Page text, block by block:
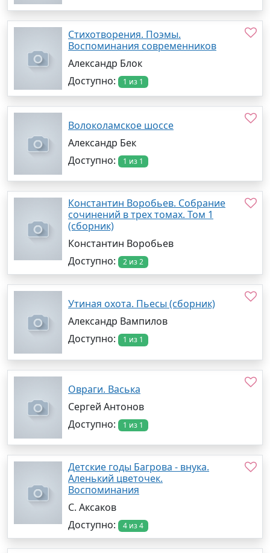
Стихотворения. Поэмы.
Воспоминания современников
Александр Блок
Доступно:
1 из 1
Волоколамское шоссе
Александр Бек
Доступно:
1 из 1
Константин Воробьев. Собрание
сочинений в трех томах. Том 1
(сборник)
Константин Воробьев
Доступно:
2 из 2
Утиная охота. Пьесы (сборник)
Александр Вампилов
Доступно:
1 из 1
Овраги. Васька
Сергей Антонов
Доступно:
1 из 1
Детские годы Багрова - внука.
Аленький цветочек.
Воспоминания
С. Аксаков
Доступно:
4 из 4